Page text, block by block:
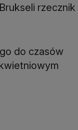
rzecznik
do czasów